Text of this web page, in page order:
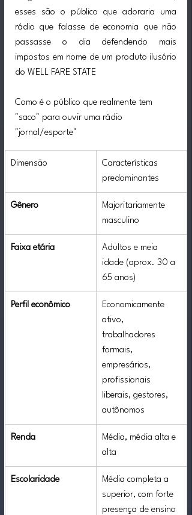
esses são o público que adoraria uma
rádio que falasse de economia que não
passasse o dia defendendo mais
impostos em nome de um produto ilusório
do WELL FARE STATE
Como é o público que realmente tem
"saco" para ouvir uma rádio
"jornal/esporte"
Dimensão
Características
predominantes
Gênero
Majoritariamente
masculino
Faixa etária
Adultos e meia
idade (aprox. 30 a
65 anos)
Perfil econômico
Economicamente
ativo,
trabalhadores
formais,
empresários,
profissionais
liberais, gestores,
autônomos
Renda
Média, média alta e
alta
Escolaridade
Média completa a
superior, com forte
presença de ensino